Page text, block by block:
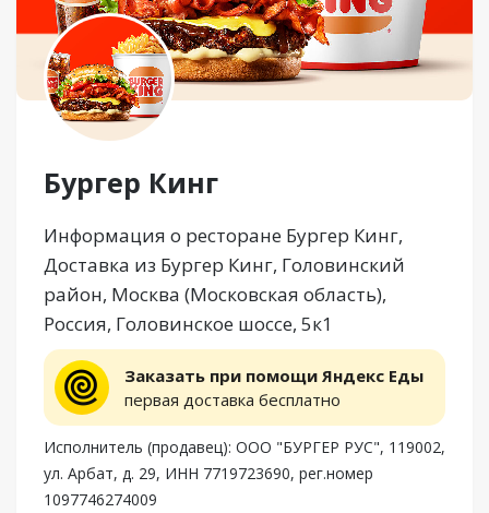
Бургер Кинг
Информация о ресторане Бургер Кинг,
Доставка из Бургер Кинг, Головинский
район, Москва (Московская область),
Россия, Головинское шоссе, 5к1
Заказать при помощи Яндекс Еды
первая доставка бесплатно
Исполнитель (продавец): ООО "БУРГЕР РУС", 119002,
ул. Арбат, д. 29, ИНН 7719723690, рег.номер
1097746274009